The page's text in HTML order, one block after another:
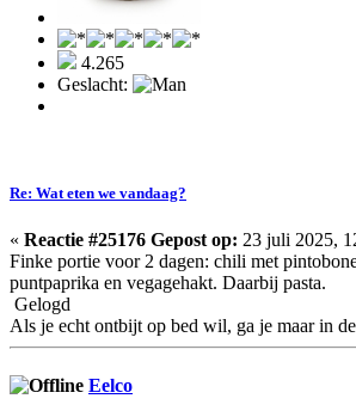
4.265
Geslacht:
Re: Wat eten we vandaag?
« Reactie #25176 Gepost op: 23 juli 2025,
Finke portie voor 2 dagen: chili met
puntpaprika en vegagehakt. Daarbij pasta.
Gelogd
Als je echt ontbijt op bed wil, ga je maar in
Eelco